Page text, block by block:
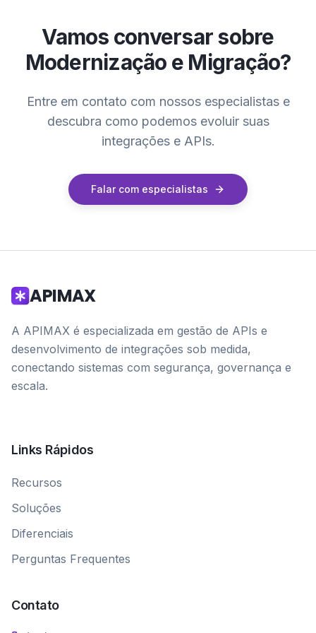
do time, sem big bang.
Vamos conversar sobre
Modernização e Migração?
Entre em contato com nossos especialistas e
descubra como podemos evoluir suas
integrações e APIs.
Falar com especialistas
APIMAX
A APIMAX é especializada em gestão de APIs e
desenvolvimento de integrações sob medida,
conectando sistemas com segurança, governança e
escala.
Links Rápidos
Recursos
Soluções
Diferenciais
Perguntas Frequentes
Contato